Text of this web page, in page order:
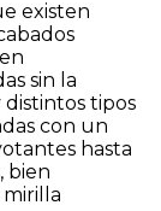
existen
sin la
tipos
con un
hasta
bien
mirilla